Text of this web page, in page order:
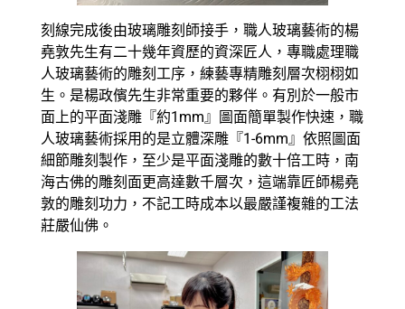
刻線完成後由玻璃雕刻師接手，職人玻璃藝術的楊
堯敦先生有二十幾年資歷的資深匠人，專職處理職
人玻璃藝術的雕刻工序，練藝專精雕刻層次栩栩如
生。是楊政儐先生非常重要的夥伴。有別於一般市
面上的平面淺雕『約1mm』圖面簡單製作快速，職
人玻璃藝術採用的是立體深雕『1-6mm』依照圖面
細節雕刻製作，至少是平面淺雕的數十倍工時，南
海古佛的雕刻面更高達數千層次，這端靠匠師楊堯
敦的雕刻功力，不記工時成本以最嚴謹複雜的工法
莊嚴仙佛。